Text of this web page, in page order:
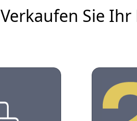
Verkaufen Sie